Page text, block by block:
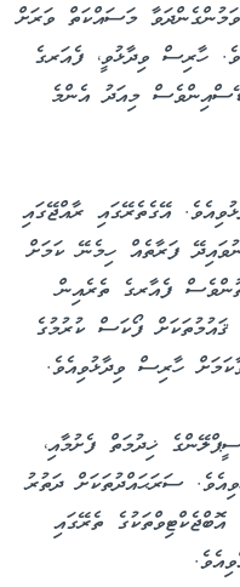
މަސައްކަތް ވަރަށް
ހާރިސް ވިދާޅުވީ، ފެއަރގެ
މިއަދު އެންމެ
ވިދާޅުވިއެވެ. އޭގެތެރޭގައި ރާއްޖޭގައި
ފަރާތެއް ހިމެނޭ ކަމަށް
ފެއާރގެ ތެރެއިން
ފޯކަސް ކުރުމުގެ
ހާރިސް ވިދާޅުވިއެވެ.
ޚިދުމަތް ފެށުމާއި،
ސަރަޙައްދުތަކަށް ދަތުރު
ތެރޭގައި